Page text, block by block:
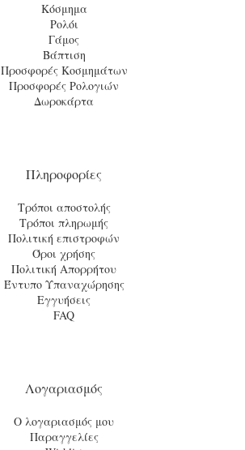
Κόσμημα
Ρολόι
Γάμος
Βάπτιση
Προσφορές Κοσμημάτων
Προσφορές Ρολογιών
Δωροκάρτα
Πληροφορίες
Τρόποι αποστολής
Τρόποι πληρωμής
Πολιτική επιστροφών
Όροι χρήσης
Πολιτική Απορρήτου
Έντυπο Υπαναχώρησης
Εγγυήσεις
FAQ
Λογαριασμός
Ο λογαριασμός μου
Παραγγελίες